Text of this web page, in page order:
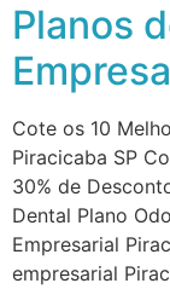
Planos
Cote os 10
Piracicaba SP
30% de
Dental Plano
Empresarial
empresarial